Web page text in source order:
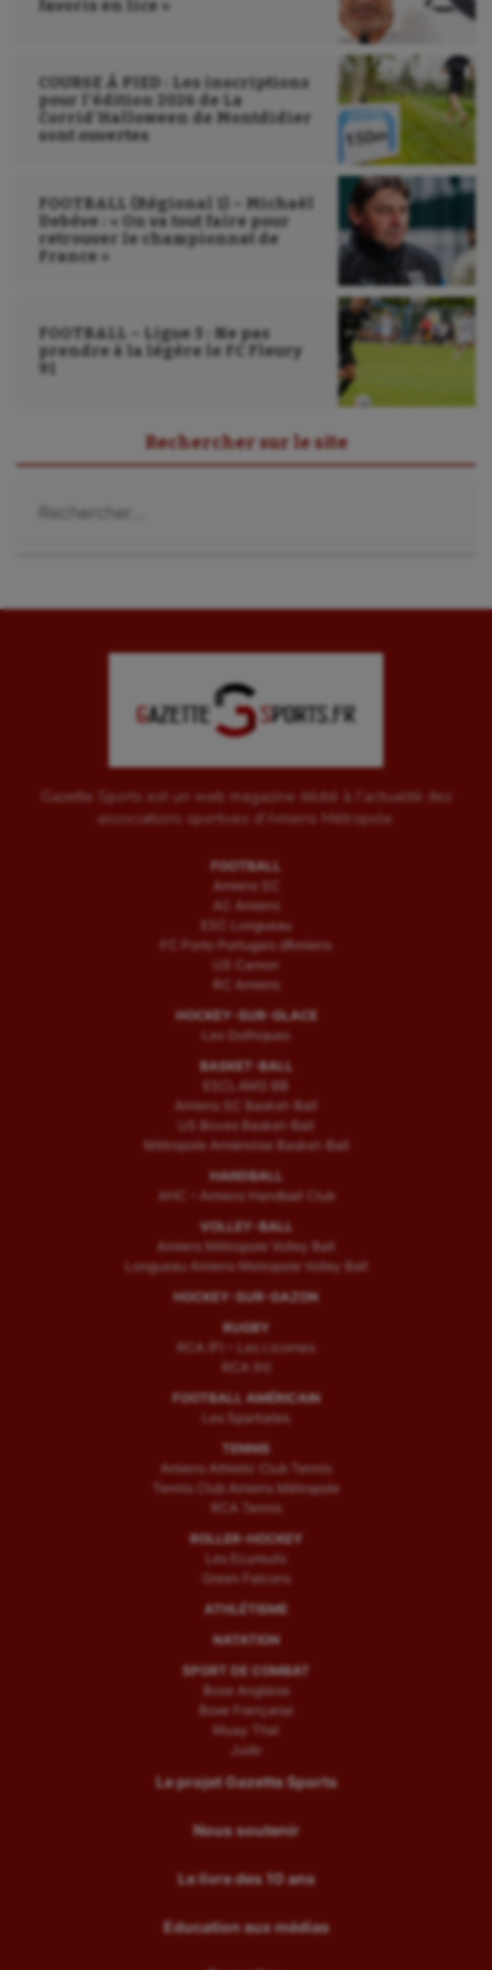
favoris en lice »
COURSE À PIED : Les inscriptions
pour l’édition 2026 de La
Corrid’Halloween de Montdidier
sont ouvertes
FOOTBALL (Régional 1) – Michaël
Debève : « On va tout faire pour
retrouver le championnat de
France »
FOOTBALL – Ligue 3 : Ne pas
prendre à la légère le FC Fleury
91
Rechercher sur le site
Gazette Sports est un web magazine dédié à l'actualité des
associations sportives d'Amiens Métropole.
FOOTBALL
Amiens SC
AC Amiens
ESC Longueau
FC Porto Portugais d’Amiens
US Camon
RC Amiens
HOCKEY-SUR-GLACE
Les Gothiques
BASKET-BALL
ESCLAMS BB
Amiens SC Basket-Ball
US Boves Basket-Ball
Métropole Amiénoise Basket-Ball
HANDBALL
AHC – Amiens Handball Club
VOLLEY-BALL
Amiens Métropole Volley Ball
Longueau Amiens Metropole Volley Ball
HOCKEY-SUR-GAZON
RUGBY
RCA (F) – Les Licornes
RCA (H)
FOOTBALL AMÉRICAIN
Les Spartiates
TENNIS
Amiens Athletic Club Tennis
Tennis Club Amiens Métropole
RCA Tennis
ROLLER-HOCKEY
Les Ecureuils
Green Falcons
ATHLÉTISME
NATATION
SPORT DE COMBAT
Boxe Anglaise
Boxe Française
Muay Thaï
Judo
Le projet Gazette Sports
Nous soutenir
Le livre des 10 ans
Education aux médias